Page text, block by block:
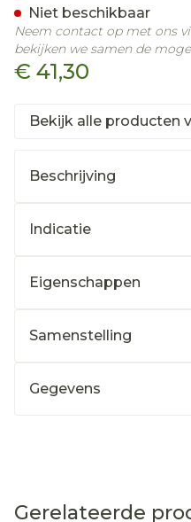
€ 41,30
Niet beschikbaar
Neem contact op met ons
bekijken we samen de
Bekijk alle producten
Beschrijving
Indicatie
Eigenschappen
Samenstelling
Gegevens
Gerelateerde